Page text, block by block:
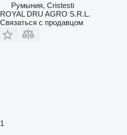
Румыния, Cristesti
ROYAL DRU AGRO S.R.L.
Связаться с продавцом
1